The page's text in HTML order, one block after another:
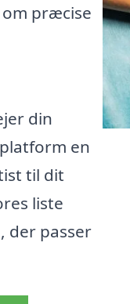
præcise
din
en
til dit
liste
der passer